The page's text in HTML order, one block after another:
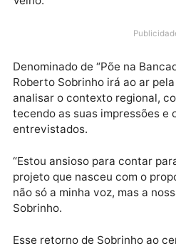
(PT), anunciou que será o
será veiculado em rede de
Velho.
Denominado de “Põe na
Roberto Sobrinho irá ao ar
analisar o contexto
tecendo as suas